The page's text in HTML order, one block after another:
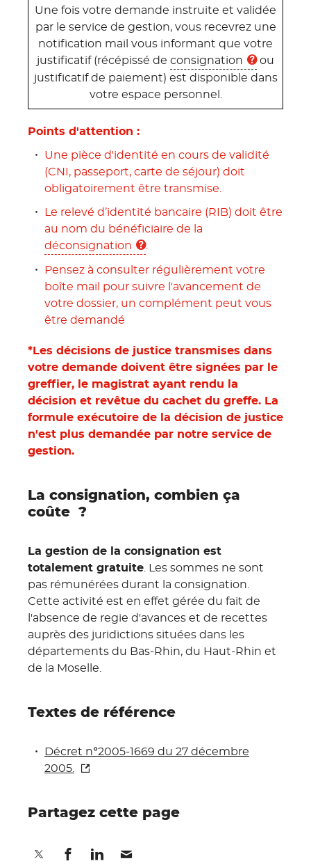
Une fois votre demande instruite et validée
par le service de gestion, vous recevrez une
notification mail vous informant que votre
justificatif (récépissé de consignation
ou
justificatif de paiement) est disponible dans
votre espace personnel.
Points d'attention :
Une pièce d'identité en cours de validité
(CNI, passeport, carte de séjour) doit
obligatoirement être transmise.
Le relevé d’identité bancaire (RIB) doit être
au nom du bénéficiaire de la
déconsignation
.
Pensez à consulter régulièrement votre
boîte mail pour suivre l'avancement de
votre dossier, un complément peut vous
être demandé
*Les décisions de justice transmises dans
votre demande doivent être signées par le
greffier, le magistrat ayant rendu la
décision et revêtue du cachet du greffe. La
formule exécutoire de la décision de justice
n'est plus demandée par notre service de
gestion.
La consignation, combien ça
coûte ?
La gestion de la consignation est
totalement gratuite . Les sommes ne sont
pas rémunérées durant la consignation.
Cette activité est en effet gérée du fait de
l'absence de regie d'avances et de recettes
auprès des juridictions situées dans les
départements du Bas-Rhin, du Haut-Rhin et
de la Moselle.
Textes de référence
Décret n°2005-1669 du 27 décembre
2005.
Partagez cette page
Partager sur Twitter
Partager sur Facebook
Partager sur Linkedin
Partager par E-mail